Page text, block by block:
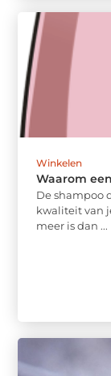
Winkelen
Waarom
De shampoo
kwaliteit van
meer is dan ...